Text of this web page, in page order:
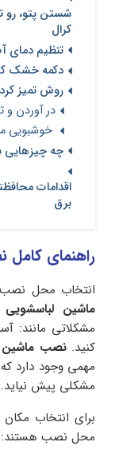
شستن پتو، رو
کرال
تنظیم دمای
دکمه خشک
روش تمیز
در آوردن و
خوشبویی
چه چیزهایی
اقدامات
برق
راهنمای
انتخاب محل نصب
ماشین لباسشویی
مشکلاتی مانند:
کنید.نصب ماشین
مهمی وجود دارد
مشکلی پیش نیاید.
برای انتخاب
محل نصب هستند: